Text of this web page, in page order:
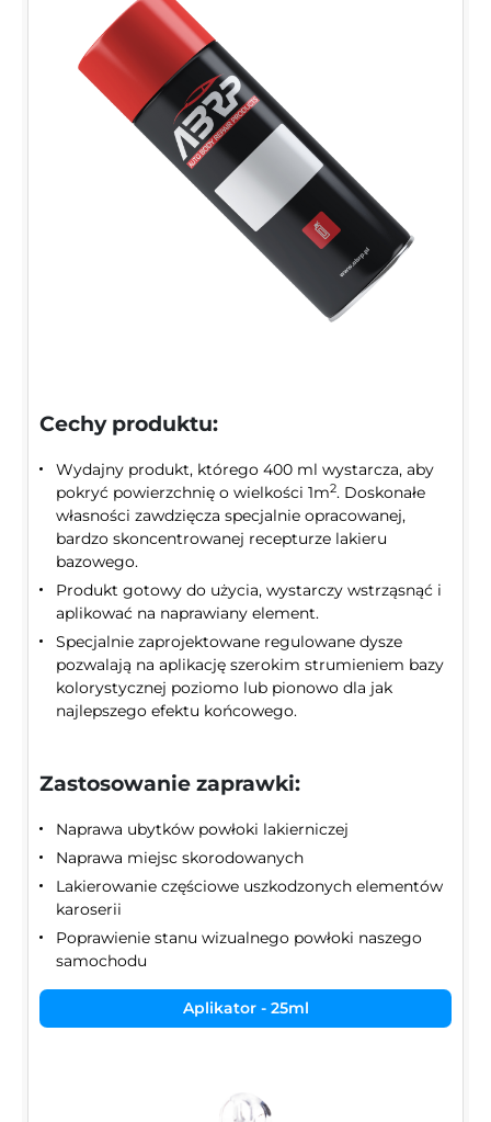
Cechy produktu:
Wydajny produkt, którego 400 ml wystarcza, aby
pokryć powierzchnię o wielkości 1m2. Doskonałe
własności zawdzięcza specjalnie opracowanej,
bardzo skoncentrowanej recepturze lakieru
bazowego.
Produkt gotowy do użycia, wystarczy wstrząsnąć i
aplikować na naprawiany element.
Specjalnie zaprojektowane regulowane dysze
pozwalają na aplikację szerokim strumieniem bazy
kolorystycznej poziomo lub pionowo dla jak
najlepszego efektu końcowego.
Zastosowanie zaprawki:
Naprawa ubytków powłoki lakierniczej
Naprawa miejsc skorodowanych
Lakierowanie częściowe uszkodzonych elementów
karoserii
Poprawienie stanu wizualnego powłoki naszego
samochodu
Aplikator - 25ml